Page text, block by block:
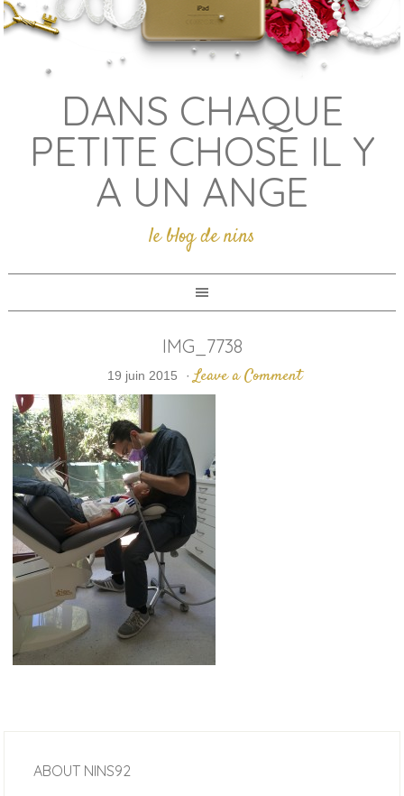
DANS CHAQUE
PETITE CHOSE IL Y
A UN ANGE
le blog de nins
IMG_7738
19 juin 2015 · Leave a Comment
ABOUT NINS92